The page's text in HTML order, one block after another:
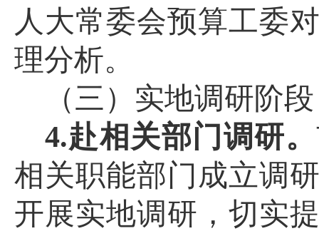
人大常委会预算工委
理分析。
（三）实地调研阶
4.赴相关部门调研。
相关职能部门成立调
开展实地调研 ，切实